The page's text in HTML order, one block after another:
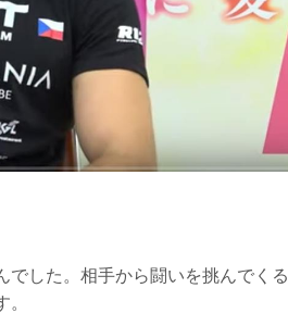
した。相手から闘いを挑んでくる